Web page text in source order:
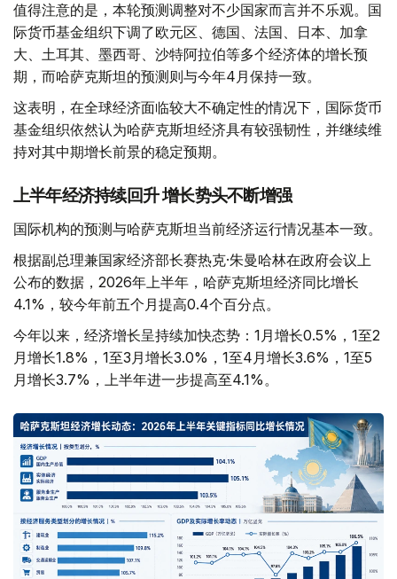
值得注意的是，本轮预测调整对不少国家而言并不乐观。国
际货币基金组织下调了欧元区、德国、法国、日本、加拿
大、土耳其、墨西哥、沙特阿拉伯等多个经济体的增长预
期，而哈萨克斯坦的预测则与今年4月保持一致。
这表明，在全球经济面临较大不确定性的情况下，国际货币
基金组织依然认为哈萨克斯坦经济具有较强韧性，并继续维
持对其中期增长前景的稳定预期。
上半年经济持续回升 增长势头不断增强
国际机构的预测与哈萨克斯坦当前经济运行情况基本一致。
根据副总理兼国家经济部长赛热克·朱曼哈林在政府会议上
公布的数据，2026年上半年，哈萨克斯坦经济同比增长
4.1%，较今年前五个月提高0.4个百分点。
今年以来，经济增长呈持续加快态势：1月增长0.5%，1至2
月增长1.8%，1至3月增长3.0%，1至4月增长3.6%，1至5
月增长3.7%，上半年进一步提高至4.1%。